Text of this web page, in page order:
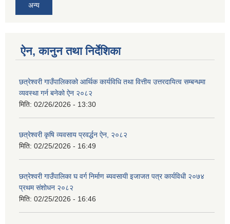
अन्य
ऐन, कानुन तथा निर्देशिका
छत्रेश्वरी गाउँपालिकाको आर्थिक कार्यविधि तथा वित्तीय उत्तरदायित्व सम्बन्धमा
व्यवस्था गर्न बनेको ऐन २०८२
मिति: 02/26/2026 - 13:30
छत्रेश्‍वरी कृषि व्यवसाय प्रवर्द्धन ऐन, २०८२
मिति: 02/25/2026 - 16:49
छत्रेश्वरी गाउँपालिका घ वर्ग निर्माण ब्यवसायी इजाजत पत्र कार्यविधी २०७४
प्रथम संशोधन २०८२
मिति: 02/25/2026 - 16:46